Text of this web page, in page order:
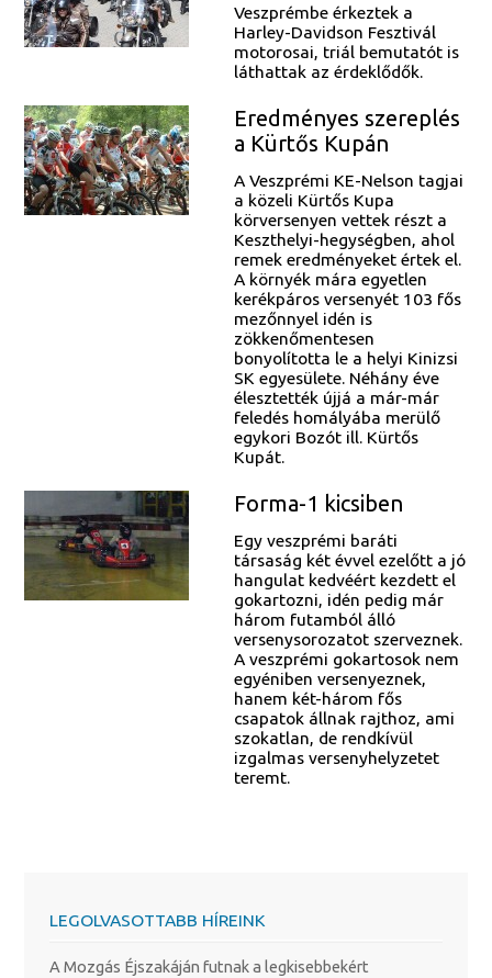
Veszprémbe érkeztek a
Harley-Davidson Fesztivál
motorosai, triál bemutatót is
láthattak az érdeklődők.
Eredményes szereplés
a Kürtős Kupán
A Veszprémi KE-Nelson tagjai
a közeli Kürtős Kupa
körversenyen vettek részt a
Keszthelyi-hegységben, ahol
remek eredményeket értek el.
A környék mára egyetlen
kerékpáros versenyét 103 fős
mezőnnyel idén is
zökkenőmentesen
bonyolította le a helyi Kinizsi
SK egyesülete. Néhány éve
élesztették újjá a már-már
feledés homályába merülő
egykori Bozót ill. Kürtős
Kupát.
Forma-1 kicsiben
Egy veszprémi baráti
társaság két évvel ezelőtt a jó
hangulat kedvéért kezdett el
gokartozni, idén pedig már
három futamból álló
versenysorozatot szerveznek.
A veszprémi gokartosok nem
egyéniben versenyeznek,
hanem két-három fős
csapatok állnak rajthoz, ami
szokatlan, de rendkívül
izgalmas versenyhelyzetet
teremt.
LEGOLVASOTTABB HÍREINK
A Mozgás Éjszakáján futnak a legkisebbekért